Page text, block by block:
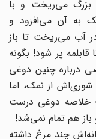
می‌ریخت و با
آن می‌افزود و
می‌ریخت تا باز
پر شود! بگونه
درباره چنین دوغی
از نمک، اما
دوغی درست
هم تمام نمی‌شد!
چند مرغ داشته